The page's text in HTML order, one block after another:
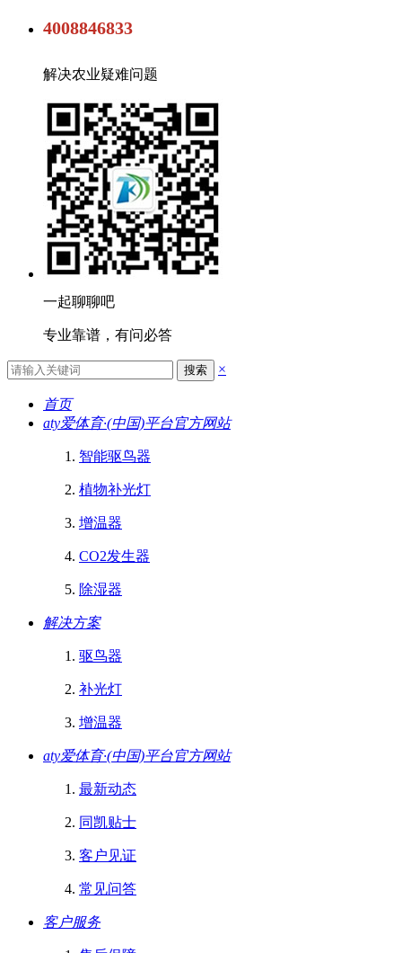
4008846833
解决农业疑难问题
一起聊聊吧
专业靠谱，有问必答
搜索 ×
首页
aty爱体育·(中国)平台官方网站
智能驱鸟器
植物补光灯
增温器
CO2发生器
除湿器
解决方案
驱鸟器
补光灯
增温器
aty爱体育·(中国)平台官方网站
最新动态
同凯贴士
客户见证
常见问答
客户服务